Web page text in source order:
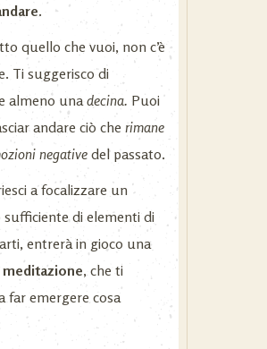
quello che vuoi, non c’è
Ti suggerisco di
almeno una decina. Puoi
andare ciò che rimane
negative del passato.
a focalizzare un
di elementi di
entrerà in gioco una
meditazione, che ti
far emergere cosa